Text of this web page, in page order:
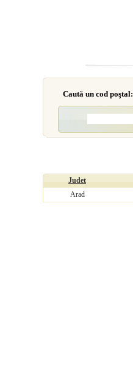
Caută un cod poştal:
Judet
Arad